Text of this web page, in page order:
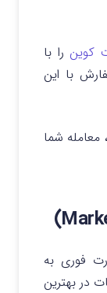
کوین را با
سفارش با این
دلار برسد، معامله شما
فوری به
در بهترین